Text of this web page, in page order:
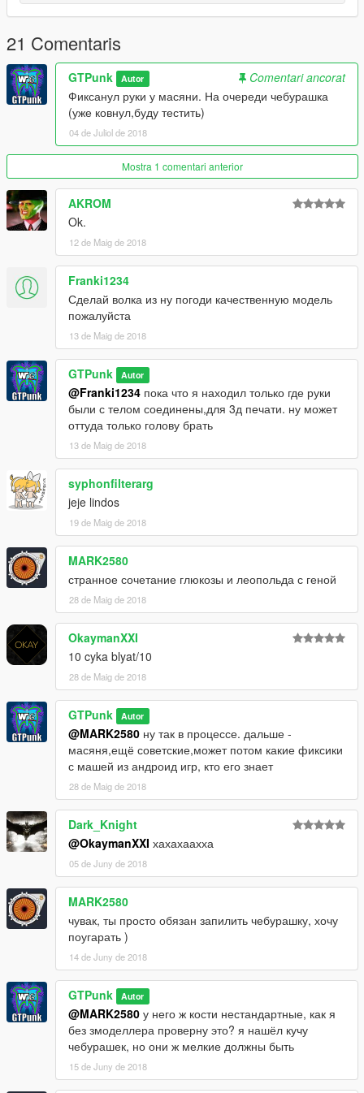
But, who knows...
+
Everything rigged pretty good
-
There are soo little holes, almost unseen. Only i can see
them...
21 Comentaris
GTPunk Autor
Comentari ancorat
Фиксанул руки у масяни. На очереди чебурашка
(уже ковнул,буду тестить)
04 de Juliol de 2018
Mostra 1 comentari anterior
AKROM
Ok.
12 de Maig de 2018
Franki1234
Сделай волка из ну погоди качественную модель
пожалуйста
13 de Maig de 2018
GTPunk Autor
@Franki1234 пока что я находил только где руки
были с телом соединены,для 3д печати. ну может
оттуда только голову брать
13 de Maig de 2018
syphonfilterarg
jeje lindos
19 de Maig de 2018
MARK2580
странное сочетание глюкозы и леопольда с геной
28 de Maig de 2018
OkaymanXXI
10 cyka blyat/10
28 de Maig de 2018
GTPunk Autor
@MARK2580 ну так в процессе. дальше -
масяня,ещё советские,может потом какие фиксики
с машей из андроид игр, кто его знает
28 de Maig de 2018
Dark_Knight
@OkaymanXXI хахахаахха
05 de Juny de 2018
MARK2580
чувак, ты просто обязан запилить чебурашку, хочу
поугарать )
14 de Juny de 2018
GTPunk Autor
@MARK2580 у него ж кости нестандартные, как я
без змоделлера проверну это? я нашёл кучу
чебурашек, но они ж мелкие должны быть
15 de Juny de 2018